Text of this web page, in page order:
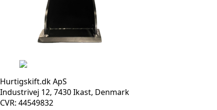
Hurtigskift.dk ApS
Industrivej 12, 7430 Ikast, Denmark
CVR: 44549832